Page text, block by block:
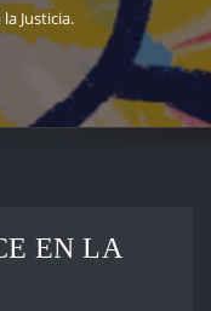
Justicia.
EN LA